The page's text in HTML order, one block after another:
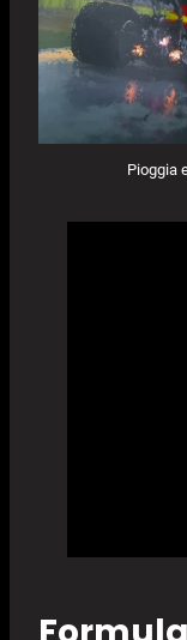
Pioggia